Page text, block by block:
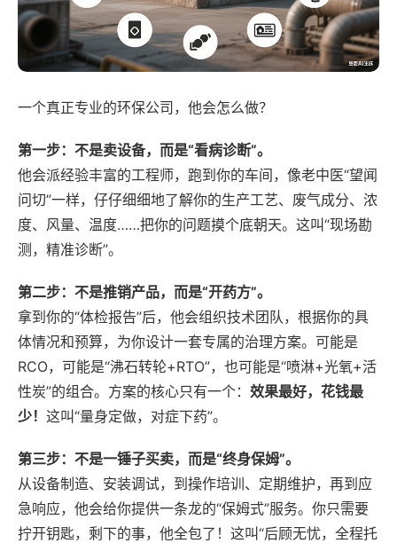
一个真正专业的环保公司，他会怎么做？
第一步：不是卖设备，而是“看病诊断”。
他会派经验丰富的工程师，跑到你的车间，像老中医“望闻
问切”一样，仔仔细细地了解你的生产工艺、废气成分、浓
度、风量、温度……把你的问题摸个底朝天。这叫“现场勘
测，精准诊断”。
第二步：不是推销产品，而是“开药方”。
拿到你的“体检报告”后，他会组织技术团队，根据你的具
体情况和预算，为你设计一套专属的治理方案。可能是
RCO，可能是“沸石转轮+RTO”，也可能是“喷淋+光氧+活
性炭”的组合。方案的核心只有一个： 效果最好，花钱最
少！ 这叫“量身定做，对症下药”。
第三步：不是一锤子买卖，而是“终身保姆”。
从设备制造、安装调试，到操作培训、定期维护，再到应
急响应，他会给你提供一条龙的“保姆式”服务。你只需要
拧开钥匙，剩下的事，他全包了！这叫“后顾无忧，全程托